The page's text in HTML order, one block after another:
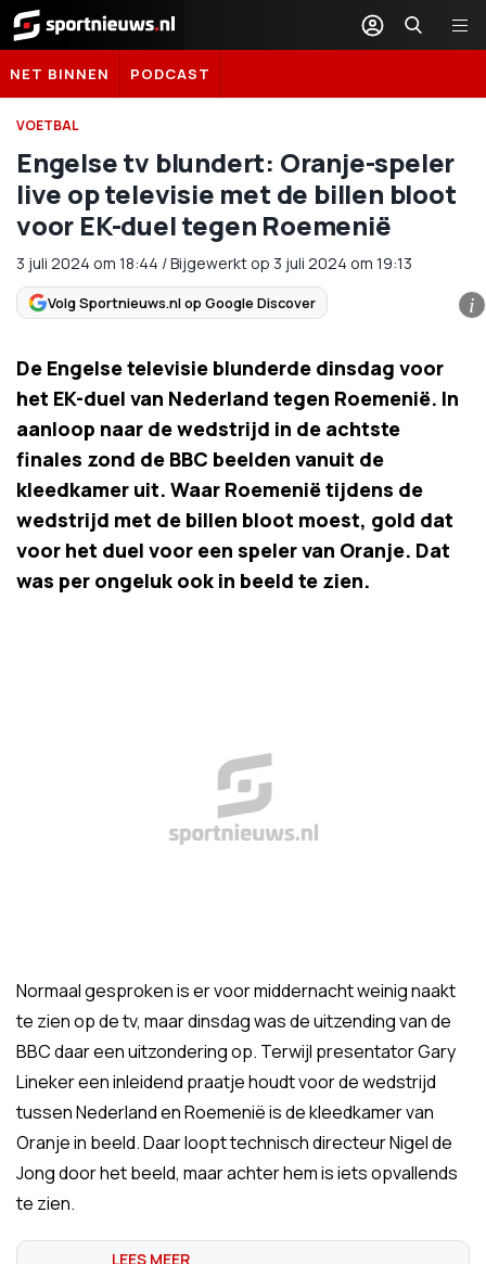
Sportnieuws.nl
NET BINNEN PODCAST
VOETBAL
Engelse tv blundert: Oranje-speler
live op televisie met de billen bloot
voor EK-duel tegen Roemenië
3 juli 2024 om 18:44 /Bijgewerkt op 3 juli 2024 om 19:13
Volg Sportnieuws.nl op Google Discover i
De Engelse televisie blunderde dinsdag voor
het EK-duel van Nederland tegen Roemenië. In
aanloop naar de wedstrijd in de achtste
finales zond de BBC beelden vanuit de
kleedkamer uit. Waar Roemenië tijdens de
wedstrijd met de billen bloot moest, gold dat
voor het duel voor een speler van Oranje. Dat
was per ongeluk ook in beeld te zien.
Normaal gesproken is er voor middernacht weinig naakt
te zien op de tv, maar dinsdag was de uitzending van de
BBC daar een uitzondering op. Terwijl presentator Gary
Lineker een inleidend praatje houdt voor de wedstrijd
tussen Nederland en Roemenië is de kleedkamer van
Oranje in beeld. Daar loopt technisch directeur Nigel de
Jong door het beeld, maar achter hem is iets opvallends
te zien.